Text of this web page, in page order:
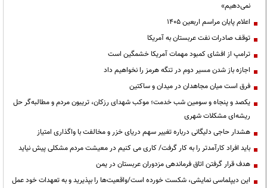
نمی‌دهیم»
اعلام پایان مراسم اربعین ۱۴۰۵
توقف صادرات نفت عربستان به آمریکا
ترامپ از افشای کمبود مهمات آمریکا خشمگین است
اجازه باز شدن مسیر دوم در تنگه هرمز را نخواهیم داد
فرق است میان مجاهدان در میدان و ساکتین
یکصد و پنجاه و سومین شب خدمت؛ موکب شهدای رزکان، تریبون مردم و مطالبه‌گر حل
ریشه‌ای مشکلات شهری
هشدار حاجی دلیگانی درباره تغییر سهم دریای خزر و مخالفت با واگذاری امتیاز
باید افراد کارآمدتر را به کار گرفت/ کاری می کنیم در معیشت مردم مشکلی پیش نیاید
هدف قرار گرفتن اتاق‌ فرماندهی مزدوران عربستان در یمن
این دیپلماسی نمایشی، شکست خورده است/واقعیت‌ها را بپذیرید و به تعهدات خود عمل